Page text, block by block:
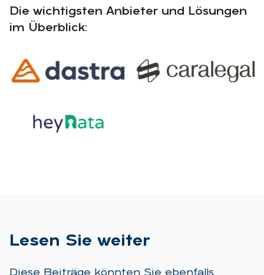
Die wichtigsten Anbieter und Lösungen
im Überblick:
Le­sen Sie wei­ter
Diese Beiträge könnten Sie ebenfalls